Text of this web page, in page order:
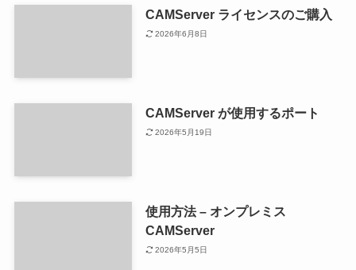
CAMServer ライセンスのご購入
2026年6月8日
CAMServer が使用するポート
2026年5月19日
使用方法 – オンプレミス
CAMServer
2026年5月5日